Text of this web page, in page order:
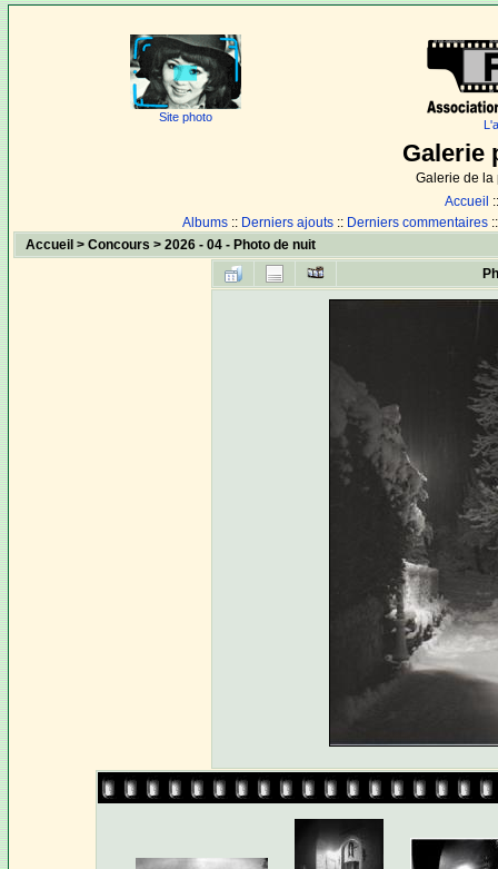
Site photo
Galerie
Galerie de la
Accueil
Albums :: Derniers ajouts :: Derniers commentaires
Accueil >Concours >2026 - 04 - Photo de nuit